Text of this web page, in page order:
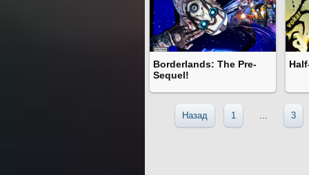
Borderlands: The Pre-
Sequel!
Назад 1 ... 3